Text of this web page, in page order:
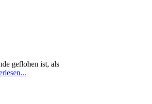
geflohen ist, als